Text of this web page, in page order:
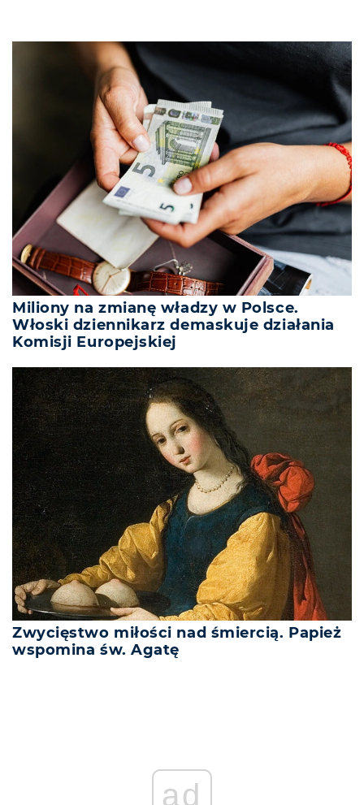
Miliony na zmianę władzy w Polsce.
Włoski dziennikarz demaskuje działania
Komisji Europejskiej
Zwycięstwo miłości nad śmiercią. Papież
wspomina św. Agatę
ad